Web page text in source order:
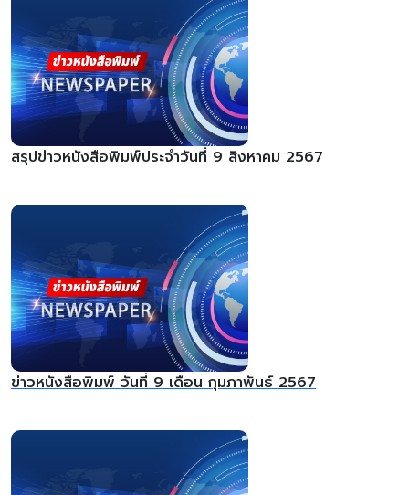
สรุปข่าวหนังสือพิมพ์ประจำวันที่ 9 สิงหาคม 2567
ข่าวหนังสือพิมพ์ วันที่ 9 เดือน กุมภาพันธ์ 2567